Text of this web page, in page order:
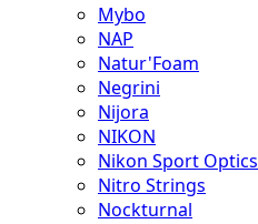
Mybo
NAP
Natur'Foam
Negrini
Nijora
NIKON
Nikon Sport Optics
Nitro Strings
Nockturnal